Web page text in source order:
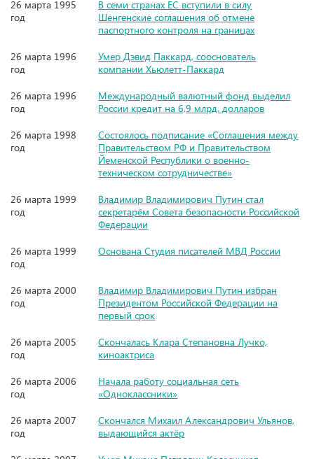
26 марта 1995
год
В семи странах ЕС вступили в силу
Шенгенские соглашения об отмене
паспортного контроля на границах
26 марта 1996
год
Умер Дэвид Паккард, сооснователь
компании Хьюлетт-Паккард
26 марта 1996
год
Международный валютный фонд выделил
России кредит на 6,9 млрд. долларов
26 марта 1998
год
Состоялось подписание «Соглашения между
Правительством РФ и Правительством
Йеменской Республики о военно-
техническом сотрудничестве»
26 марта 1999
год
Владимир Владимирович Путин стал
секретарём Совета безопасности Российской
Федерации
26 марта 1999
год
Основана Студия писателей МВД России
26 марта 2000
год
Владимир Владимирович Путин избран
Президентом Российской Федерации на
первый срок
26 марта 2005
год
Скончалась Клара Степановна Лучко,
киноактриса
26 марта 2006
год
Начала работу социальная сеть
«Одноклассники»
26 марта 2007
год
Скончался Михаил Александрович Ульянов,
выдающийся актёр